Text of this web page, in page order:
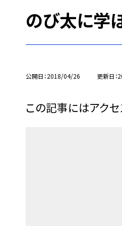
のび太に学
公開日 2018/04/26 更新日
この記事にはアク